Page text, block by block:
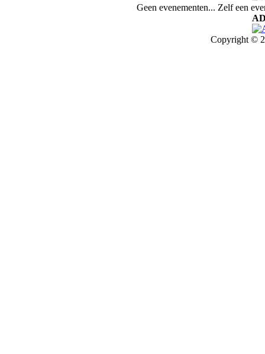
Geen evenementen... Zelf een
Copyright ©